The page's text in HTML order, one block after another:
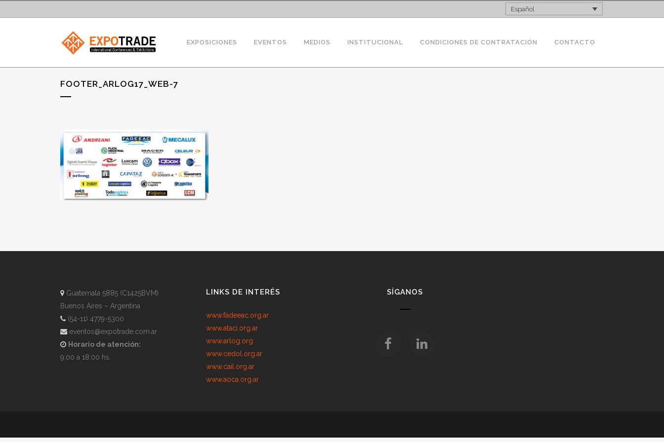
Español
EXPOSICIONES EVENTOS MEDIOS INSTITUCIONAL CONDICIONES DE CONTRATACIÓN CONTACTO
FOOTER_ARLOG17_WEB-7
Guatemala 5885 (C1425BVM)
Buenos Aires – Argentina
(54-11) 4779-5300
eventos@expotrade.com.ar
Horario de atención:
9:00 a 18:00 hs.
LINKS DE INTERÉS
www.fadeeac.org.ar
www.ataci.org.ar
www.arlog.org
www.cedol.org.ar
www.cail.org.ar
www.aoca.org.ar
SÍGANOS